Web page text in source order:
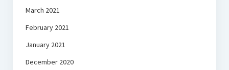
March 2021
February 2021
January 2021
December 2020